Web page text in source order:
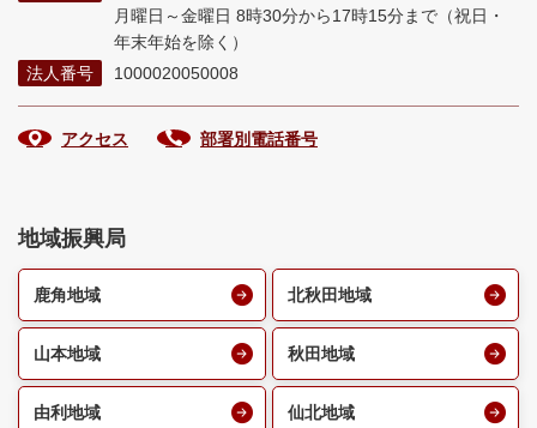
月曜日～金曜日 8時30分から17時15分まで （祝日・
年末年始を除く）
法人番号
1000020050008
アクセス 部署別電話番号
地域振興局
鹿角地域 北秋田地域
山本地域 秋田地域
由利地域 仙北地域